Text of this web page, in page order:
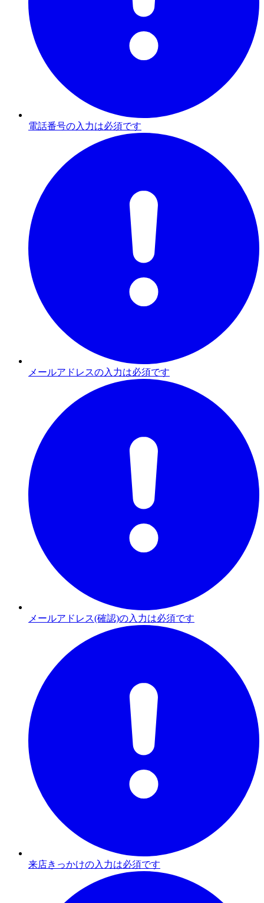
電話番号の入力は必須です
メールアドレスの入力は必須です
メールアドレス(確認)の入力は必須です
来店きっかけの入力は必須です